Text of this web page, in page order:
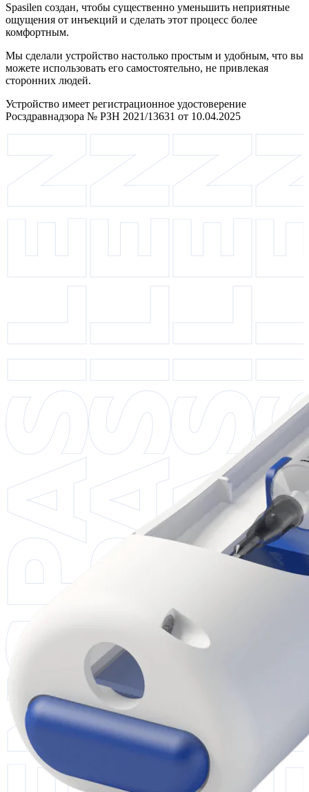
Spasilen создан, чтобы существенно уменьшить неприятные
ощущения от инъекций и сделать этот процесс более
комфортным.
Мы сделали устройство настолько простым и удобным, что вы
можете использовать его самостоятельно, не привлекая
сторонних людей.
Устройство имеет регистрационное удостоверение
Росздравнадзора № РЗН 2021/13631 от 10.04.2025